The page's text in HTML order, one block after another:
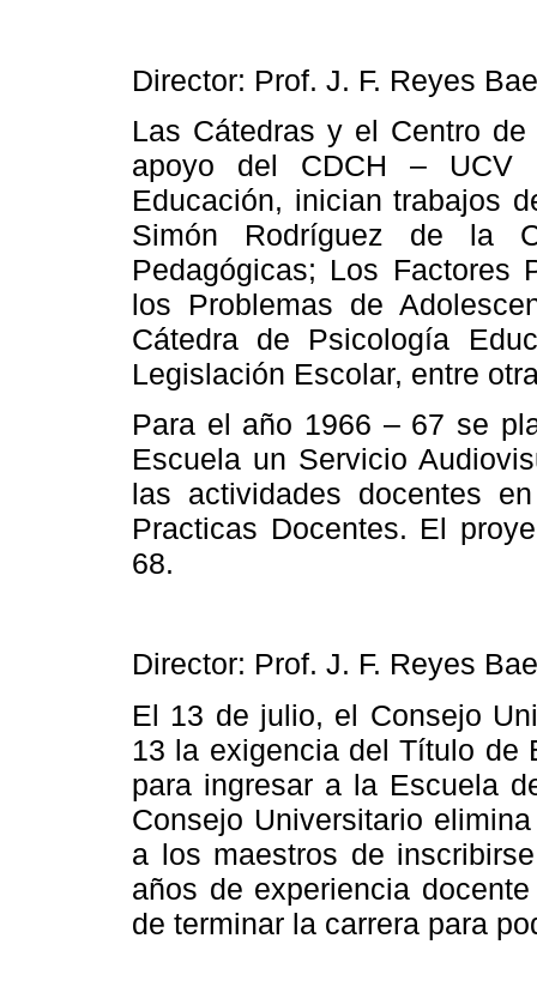
Director: Prof. J. F. Reyes
Las Cátedras y el Centro
apoyo del CDCH –
Educación, inician trabajos
Simón Rodríguez de la
Pedagógicas; Los Factores
los Problemas de
Cátedra de Psicología
Legislación Escolar, entre
Para el año 1966 – 67 se
Escuela un Servicio
las actividades docentes
Practicas Docentes. El
68.
Director: Prof. J. F. Reyes
El 13 de julio, el Consejo
13 la exigencia del Título de
para ingresar a la Escuela
Consejo Universitario
a los maestros de
años de experiencia
de terminar la carrera para